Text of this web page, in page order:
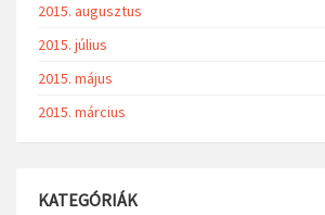
2015. augusztus
2015. július
2015. május
2015. március
KATEGÓRIÁK